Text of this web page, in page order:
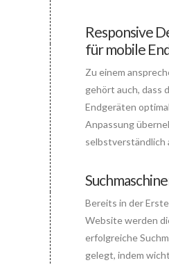
Responsive
für mobile
Zu einem
gehört auch, dass
Endgeräten
Anpassung
selbstverständlich
Bereits in der
Website werden
erfolgreiche
gelegt, indem